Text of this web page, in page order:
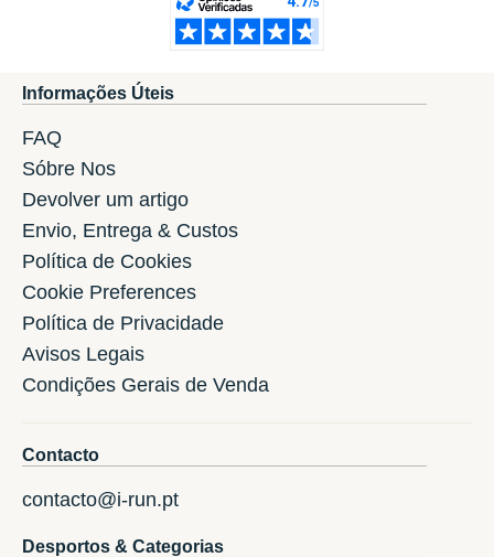
Informações Úteis
FAQ
Sóbre Nos
Devolver um artigo
Envio, Entrega & Custos
Política de Cookies
Cookie Preferences
Política de Privacidade
Avisos Legais
Condições Gerais de Venda
Contacto
contacto@i-run.pt
Desportos & Categorias